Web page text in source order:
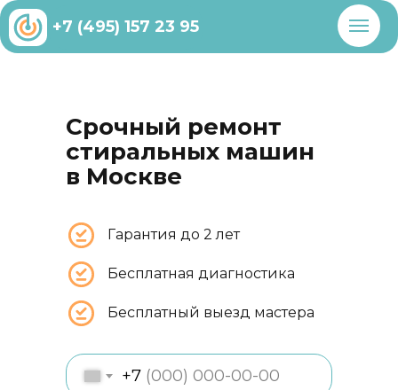
+7 (495) 157 23 95
Срочный ремонт
стиральных машин
в Москве
Бесплатная диагностика
Гарантия до 2 лет
Бесплатный выезд мастера
+7